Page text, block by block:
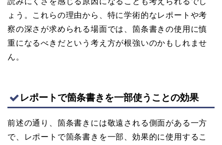
ょう。これらの理由から、特に学術的なレポートや考
察の深さが求められる場面では、箇条書きの使用に慎
重になるべきだという考え方が根強いのかもしれませ
ん。
レポートで箇条書きを一部使うことの効果
前述の通り、箇条書きには敬遠される側面がある一方
で、レポートで箇条書きを一部、効果的に使用するこ